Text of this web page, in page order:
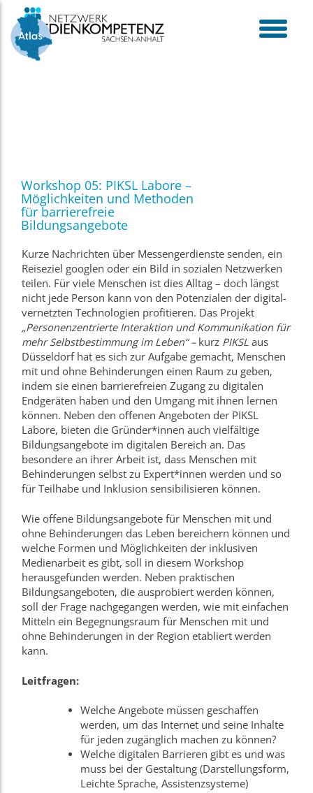
toggle
menu
Skip
content
Workshop 05: PIKSL Labore –
Möglichkeiten und Methoden
für barrierefreie
Bildungsangebote
Kurze Nachrichten über Messengerdienste senden, ein
Reiseziel googlen oder ein Bild in sozialen Netzwerken
teilen. Für viele Menschen ist dies Alltag – doch längst
nicht jede Person kann von den Potenzialen der digital-
vernetzten Technologien profitieren. Das Projekt
„Personenzentrierte Interaktion und Kommunikation für
mehr Selbstbestimmung im Leben“ – kurz PIKSL aus
Düsseldorf hat es sich zur Aufgabe gemacht, Menschen
mit und ohne Behinderungen einen Raum zu geben,
indem sie einen barrierefreien Zugang zu digitalen
Endgeräten haben und den Umgang mit ihnen lernen
können. Neben den offenen Angeboten der PIKSL
Labore, bieten die Gründer*innen auch vielfältige
Bildungsangebote im digitalen Bereich an. Das
besondere an ihrer Arbeit ist, dass Menschen mit
Behinderungen selbst zu Expert*innen werden und so
für Teilhabe und Inklusion sensibilisieren können.
Wie offene Bildungsangebote für Menschen mit und
ohne Behinderungen das Leben bereichern können und
welche Formen und Möglichkeiten der inklusiven
Medienarbeit es gibt, soll in diesem Workshop
herausgefunden werden. Neben praktischen
Bildungsangeboten, die ausprobiert werden können,
soll der Frage nachgegangen werden, wie mit einfachen
Mitteln ein Begegnungsraum für Menschen mit und
ohne Behinderungen in der Region etabliert werden
kann.
Leitfragen:
Welche Angebote müssen geschaffen
werden, um das Internet und seine Inhalte
für jeden zugänglich machen zu können?
Welche digitalen Barrieren gibt es und was
muss bei der Gestaltung (Darstellungsform,
Leichte Sprache, Assistenzsysteme)